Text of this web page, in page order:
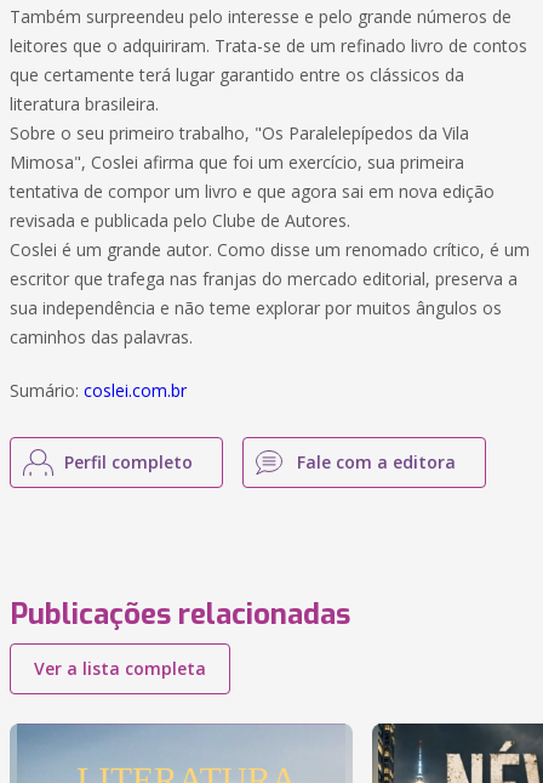
Também surpreendeu pelo interesse e pelo grande números de
leitores que o adquiriram. Trata-se de um refinado livro de contos
que certamente terá lugar garantido entre os clássicos da
literatura brasileira.
Sobre o seu primeiro trabalho, "Os Paralelepípedos da Vila
Mimosa", Coslei afirma que foi um exercício, sua primeira
tentativa de compor um livro e que agora sai em nova edição
revisada e publicada pelo Clube de Autores.
Coslei é um grande autor. Como disse um renomado crítico, é um
escritor que trafega nas franjas do mercado editorial, preserva a
sua independência e não teme explorar por muitos ângulos os
caminhos das palavras.
Sumário: coslei.com.br
Perfil completo Fale com a editora
Publicações relacionadas
Ver a lista completa